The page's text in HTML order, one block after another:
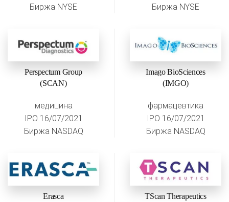
Биржа NYSE
Биржа NYSE
Perspectum Group
(SCAN)
медицина
IPO 16/07/2021
Биржа NASDAQ
Imago BioSciences
(IMGO)
фармацевтика
IPO 16/07/2021
Биржа NASDAQ
Erasca
TScan Therapeutics